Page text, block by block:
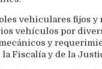
vehiculares fijos
vehículos por
y
Fiscalía y de la